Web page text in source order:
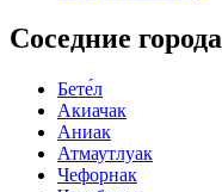
Соседние города
Бете́л
Акиачак
Аниак
Атмаутлуак
Чефорнак